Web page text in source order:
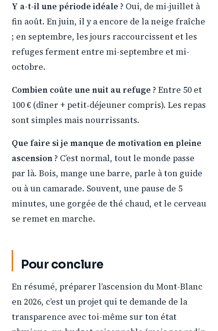
Y a-t-il une période idéale ? Oui, de mi-juillet à
fin août. En juin, il y a encore de la neige fraîche
; en septembre, les jours raccourcissent et les
refuges ferment entre mi-septembre et mi-
octobre.
Combien coûte une nuit au refuge ? Entre 50 et
100 € (dîner + petit‑déjeuner compris). Les repas
sont simples mais nourrissants.
Que faire si je manque de motivation en pleine
ascension ? C’est normal, tout le monde passe
par là. Bois, mange une barre, parle à ton guide
ou à un camarade. Souvent, une pause de 5
minutes, une gorgée de thé chaud, et le cerveau
se remet en marche.
Pour conclure
En résumé, préparer l’ascension du Mont-Blanc
en 2026, c’est un projet qui te demande de la
transparence avec toi-même sur ton état